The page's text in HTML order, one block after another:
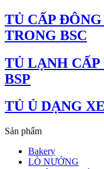
TỦ CẤP
TRONG BSC
TỦ LẠNH
BSP
TỦ Ủ DẠNG
Sản phẩm
Bakery
LÒ NƯỚNG